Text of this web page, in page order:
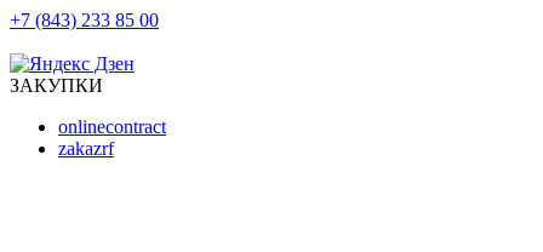
+7 (843) 233 85 00
ЗАКУПКИ
onlinecontract
zakazrf